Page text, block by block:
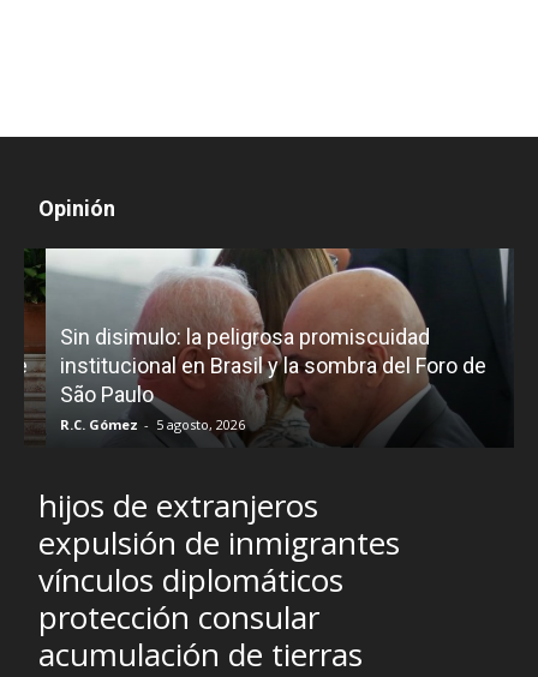
Opinión
Sin disimulo: la peligrosa promiscuidad
institucional en Brasil y la sombra del Foro de
São Paulo
R.C. Gómez - 5 agosto, 2026
hijos de extranjeros
expulsión de inmigrantes
vínculos diplomáticos
protección consular
acumulación de tierras